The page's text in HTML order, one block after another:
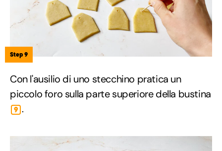
Step 9
Con l'ausilio di uno stecchino pratica un
piccolo foro sulla parte superiore della bustina
9 .